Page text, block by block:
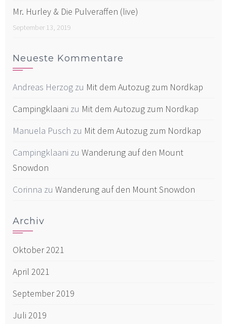
Mr. Hurley & Die Pulveraffen (live)
September 13, 2019
Neueste Kommentare
Andreas Herzog zu Mit dem Autozug zum Nordkap
Campingklaani zu Mit dem Autozug zum Nordkap
Manuela Pusch zu Mit dem Autozug zum Nordkap
Campingklaani zu Wanderung auf den Mount
Snowdon
Corinna zu Wanderung auf den Mount Snowdon
Archiv
Oktober 2021
April 2021
September 2019
Juli 2019